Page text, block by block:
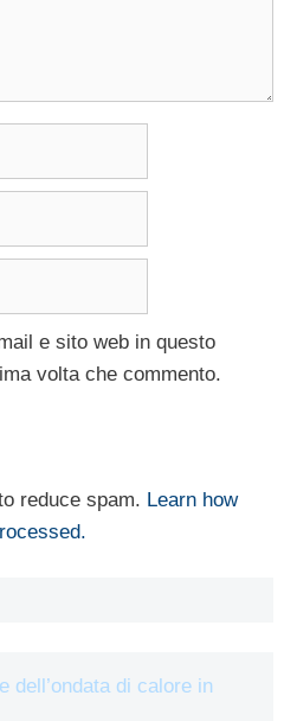
e sito web in questo
volta che commento.
reduce spam. Learn how
dell’ondata di calore in